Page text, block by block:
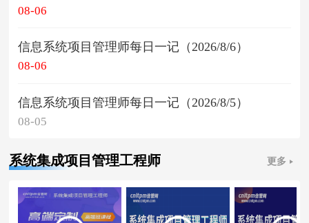
08-06
信息系统项目管理师每日一记（2026/8/6）
08-06
信息系统项目管理师每日一记（2026/8/5）
08-05
系统集成项目管理工程师 更多